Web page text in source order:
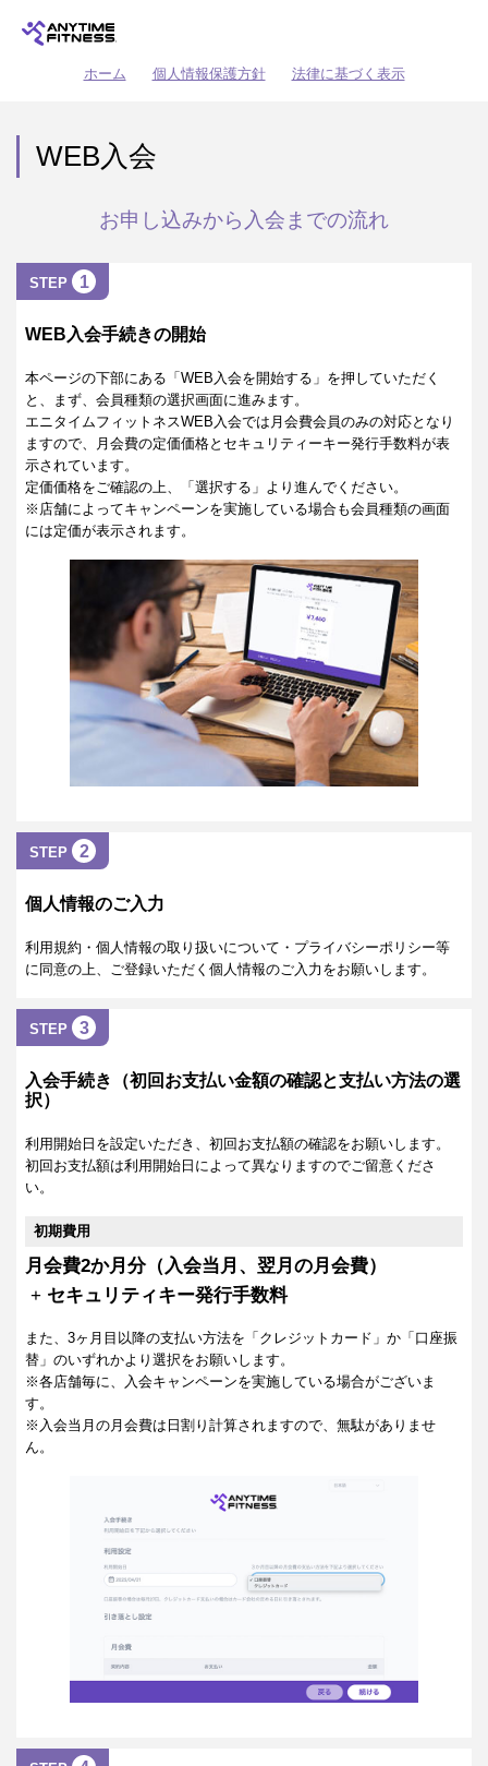
ホーム 個人情報保護方針 法律に基づく表示
WEB入会
お申し込みから入会までの流れ
STEP 1
WEB入会手続きの開始
本ページの下部にある「WEB入会を開始する」を押していただく
と、まず、会員種類の選択画面に進みます。
エニタイムフィットネスWEB入会では月会費会員のみの対応となり
ますので、月会費の定価価格とセキュリティーキー発行手数料が表
示されています。
定価価格をご確認の上、「選択する」より進んでください。
※店舗によってキャンペーンを実施している場合も会員種類の画面
には定価が表示されます。
STEP 2
個人情報のご入力
利用規約・個人情報の取り扱いについて・プライバシーポリシー等
に同意の上、ご登録いただく個人情報のご入力をお願いします。
STEP 3
入会手続き（初回お支払い金額の確認と支払い方法の選
択）
利用開始日を設定いただき、初回お支払額の確認をお願いします。
初回お支払額は利用開始日によって異なりますのでご留意くださ
い。
初期費用
月会費2か月分（入会当月、翌月の月会費）
+ セキュリティキー発行手数料
また、3ヶ月目以降の支払い方法を「クレジットカード」か「口座振
替」のいずれかより選択をお願いします。
※各店舗毎に、入会キャンペーンを実施している場合がございま
す。
※入会当月の月会費は日割り計算されますので、無駄がありませ
ん。